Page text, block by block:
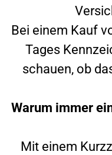
Bei einem Kauf
Tages
schauen, ob
Warum immer
Mit einem